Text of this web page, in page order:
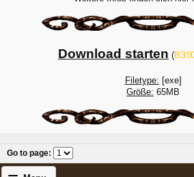
Download starten (
Filetype: [exe]
Größe: 65MB
Go to page: